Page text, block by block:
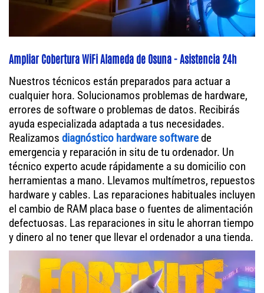
Ampliar Cobertura WiFi Alameda de Osuna - Asistencia 24h
Nuestros técnicos están preparados para actuar a
cualquier hora. Solucionamos problemas de hardware,
errores de software o problemas de datos. Recibirás
ayuda especializada adaptada a tus necesidades.
Realizamos diagnóstico hardware softwarede
emergencia y reparación in situ de tu ordenador. Un
técnico experto acude rápidamente a su domicilio con
herramientas a mano. Llevamos multímetros, repuestos
hardware y cables. Las reparaciones habituales incluyen
el cambio de RAM placa base o fuentes de alimentación
defectuosas. Las reparaciones in situ le ahorran tiempo
y dinero al no tener que llevar el ordenador a una tienda.